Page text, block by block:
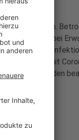
der Infektionen.
bei
Die
in Münster mit
5 werden